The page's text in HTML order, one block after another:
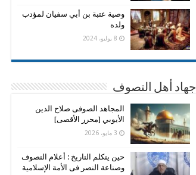
وصية عتبة بن أبي سفيان لمؤدب
ولده
8 يوليو، 2024
جهاد أهل التصوف
المجاهد الصوفى صلاح الدين
الأيوبي [محرر الأقصى]
3 مايو، 2026
حين يتكلم التاريخ : أعلام التصوف
وصناعة النصر فى الأمة الإسلامية